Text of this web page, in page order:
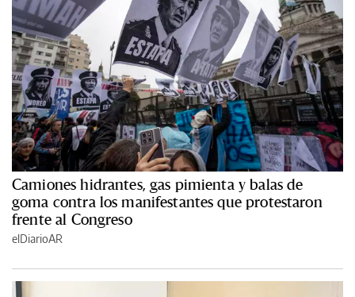
Camiones hidrantes, gas pimienta y balas de
goma contra los manifestantes que protestaron
frente al Congreso
elDiarioAR